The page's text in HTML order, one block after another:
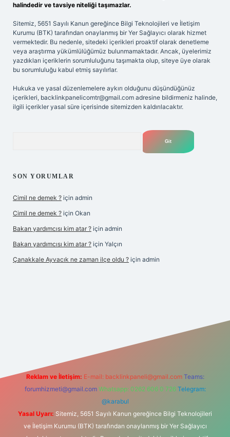
halindedir ve tavsiye niteliği taşımazlar.
Sitemiz, 5651 Sayılı Kanun gereğince Bilgi Teknolojileri ve İletişim
Kurumu (BTK) tarafından onaylanmış bir Yer Sağlayıcı olarak hizmet
vermektedir. Bu nedenle, sitedeki içerikleri proaktif olarak denetleme
veya araştırma yükümlülüğümüz bulunmamaktadır. Ancak, üyelerimiz
yazdıkları içeriklerin sorumluluğunu taşımakta olup, siteye üye olarak
bu sorumluluğu kabul etmiş sayılırlar.
Hukuka ve yasal düzenlemelere aykırı olduğunu düşündüğünüz
içerikleri, backlinkpanelicomtr@gmail.com adresine bildirmeniz halinde,
ilgili içerikler yasal süre içerisinde sitemizden kaldırılacaktır.
SON YORUMLAR
Cimil ne demek ? için admin
Cimil ne demek ? için Okan
Bakan yardımcısı kim atar ? için admin
Bakan yardımcısı kim atar ? için Yalçın
Çanakkale Ayvacık ne zaman ilçe oldu ? için admin
Reklam ve İletişim: E-mail: backlinkpaneli@gmail.com Teams:
forumhizmeti@gmail.com Whatsapp: 0262 606 0 726 Telegram:
@karabul
Yasal Uyarı: Sitemiz, 5651 Sayılı Kanun gereğince Bilgi Teknolojileri
ve İletişim Kurumu (BTK) tarafından onaylanmış bir Yer Sağlayıcı